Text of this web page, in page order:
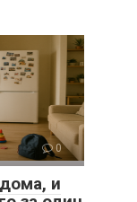
0
и